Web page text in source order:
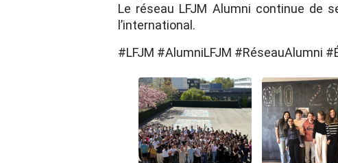
Le réseau LFJM Alumni continue de
l’international.
#LFJM #AlumniLFJM #RéseauAlumni